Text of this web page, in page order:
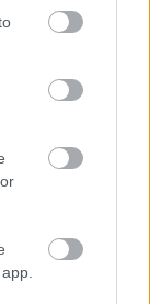
olyan
felé, ami
jelent a
áruház csak
-
kifizetnie a
is